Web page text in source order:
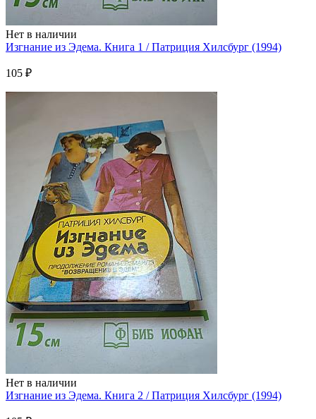
Нет в наличии
Изгнание из Эдема. Книга 1 / Патриция Хилсбург (1994)
105 ₽
Нет в наличии
Изгнание из Эдема. Книга 2 / Патриция Хилсбург (1994)